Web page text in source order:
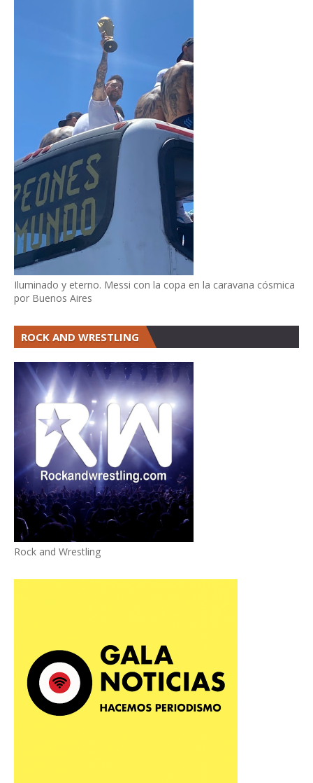
Iluminado y eterno. Messi con la copa en la caravana cósmica
por Buenos Aires
ROCK AND WRESTLING
Rock and Wrestling